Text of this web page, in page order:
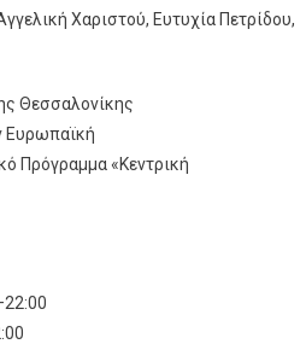
Χαριστού, Ευτυχία Πετρίδου,
Θεσσαλονίκης
Ευρωπαϊκή
Πρόγραμμα «Κεντρική